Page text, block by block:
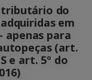
tributário do
em
apenas para
(art.
e art. 5º do